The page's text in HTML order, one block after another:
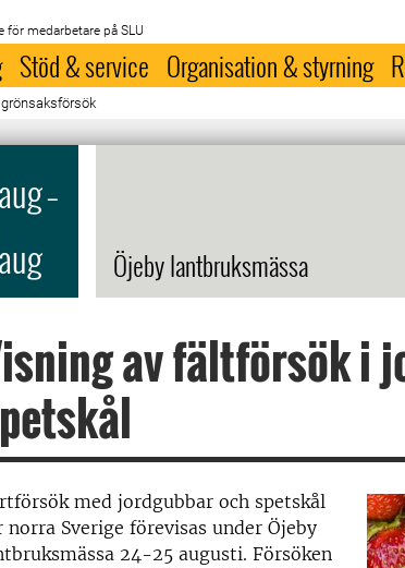
för medarbetare på SLU
Stöd & service Organisation & styrning
aug–
aug Öjeby lantbruksmässa
av fältförsök i
med jordgubbar och spetskål
norra Sverige förevisas under Öjeby
24-25 augusti. Försöken